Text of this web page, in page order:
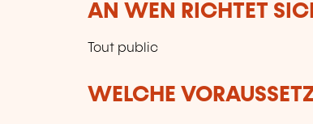
AN WEN RICHTET
Tout public
WELCHE